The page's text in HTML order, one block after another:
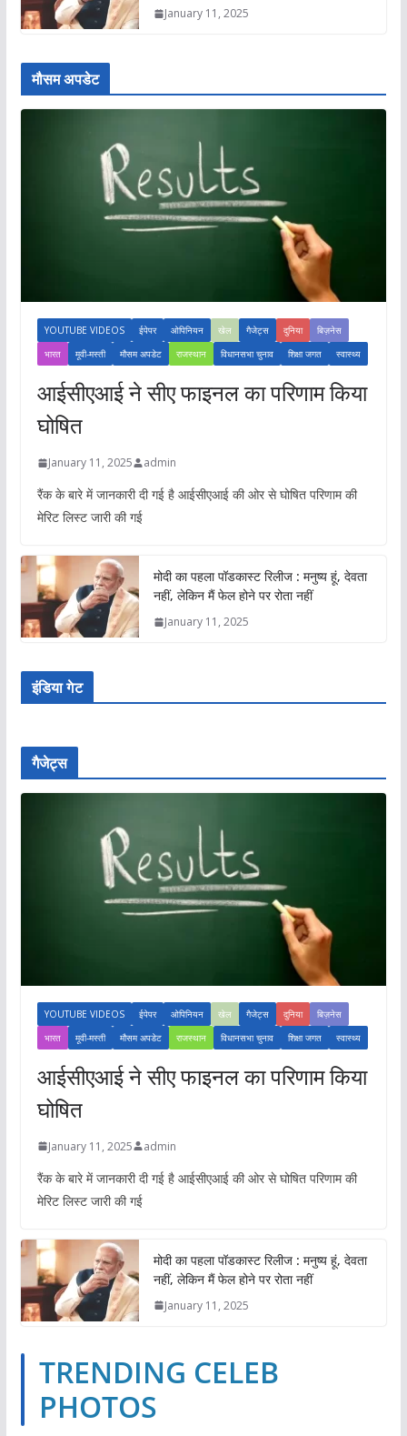
January 11, 2025
मौसम अपडेट
YOUTUBE VIDEOS ईपेपर ओपिनियन खेल गैजेट्स दुनिया
बिज़नेस
भारत
मूवी-मस्ती मौसम अपडेट राजस्थान विधानसभा चुनाव शिक्षा जगत स्वास्थ्य
आईसीएआई ने सीए फाइनल का परिणाम किया
घोषित
January 11, 2025 admin
रैंक के बारे में जानकारी दी गई है आईसीएआई की ओर से घोषित परिणाम की
मेरिट लिस्ट जारी की गई
मोदी का पहला पॉडकास्ट रिलीज : मनुष्य हूं, देवता
नहीं, लेकिन मैं फेल होने पर रोता नहीं
January 11, 2025
इंडिया गेट
गैजेट्स
YOUTUBE VIDEOS ईपेपर ओपिनियन खेल गैजेट्स दुनिया
बिज़नेस
भारत
मूवी-मस्ती मौसम अपडेट राजस्थान विधानसभा चुनाव शिक्षा जगत स्वास्थ्य
आईसीएआई ने सीए फाइनल का परिणाम किया
घोषित
January 11, 2025 admin
रैंक के बारे में जानकारी दी गई है आईसीएआई की ओर से घोषित परिणाम की
मेरिट लिस्ट जारी की गई
मोदी का पहला पॉडकास्ट रिलीज : मनुष्य हूं, देवता
नहीं, लेकिन मैं फेल होने पर रोता नहीं
January 11, 2025
TRENDING CELEB
PHOTOS